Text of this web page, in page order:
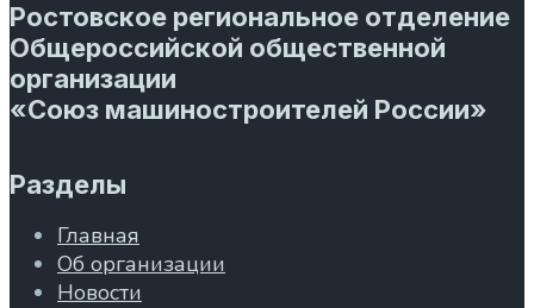
Ростовское региональное отделение
Общероссийской общественной
организации
«Союз машиностроителей России»
Разделы
Главная
Об организации
Новости